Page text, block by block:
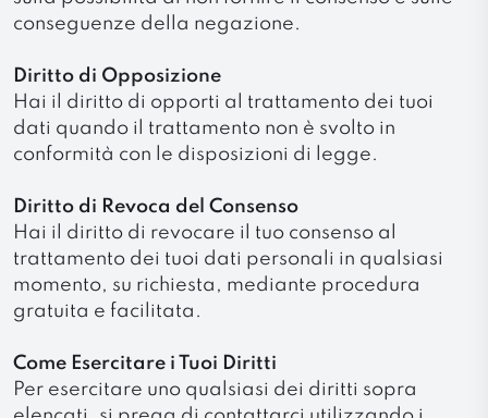
conseguenze della negazione.
Diritto di Opposizione
Hai il diritto di opporti al trattamento dei tuoi
dati quando il trattamento non è svolto in
conformità con le disposizioni di legge.
Diritto di Revoca del Consenso
Hai il diritto di revocare il tuo consenso al
trattamento dei tuoi dati personali in qualsiasi
momento, su richiesta, mediante procedura
gratuita e facilitata.
Come Esercitare i Tuoi Diritti
Per esercitare uno qualsiasi dei diritti sopra